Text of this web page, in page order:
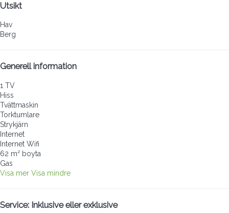
Utsikt
Hav
Berg
Generell information
1 TV
Hiss
Tvättmaskin
Torktumlare
Strykjärn
Internet
Internet Wifi
62 m² boyta
Gas
Visa mer Visa mindre
Service: Inklusive eller exklusive